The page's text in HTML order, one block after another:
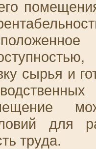
сырья и
для
труда.